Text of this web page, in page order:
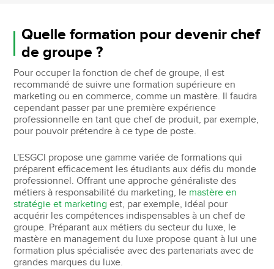
Quelle formation pour devenir chef
de groupe ?
Pour occuper la fonction de chef de groupe, il est
recommandé de suivre une formation supérieure en
marketing ou en commerce, comme un mastère. Il faudra
cependant passer par une première expérience
professionnelle en tant que chef de produit, par exemple,
pour pouvoir prétendre à ce type de poste.
L'ESGCI propose une gamme variée de formations qui
préparent efficacement les étudiants aux défis du monde
professionnel. Offrant une approche généraliste des
métiers à responsabilité du marketing, le mastère en
stratégie et marketing est, par exemple, idéal pour
acquérir les compétences indispensables à un chef de
groupe. Préparant aux métiers du secteur du luxe, le
mastère en management du luxe propose quant à lui une
formation plus spécialisée avec des partenariats avec de
grandes marques du luxe.